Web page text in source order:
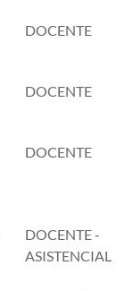
DOCENTE
DOCENTE
DOCENTE
DOCENTE -
ASISTENCIAL